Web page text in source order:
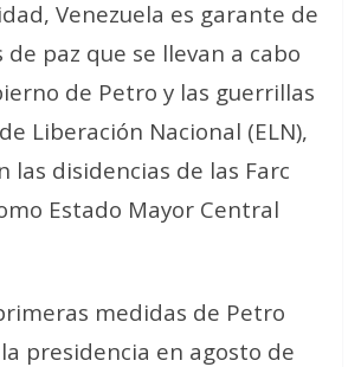
Venezuela es garante de
de paz que se llevan a cabo
de Petro y las guerrillas
Liberación Nacional (ELN),
las disidencias de las Farc
Estado Mayor Central
medidas de Petro
presidencia en agosto de